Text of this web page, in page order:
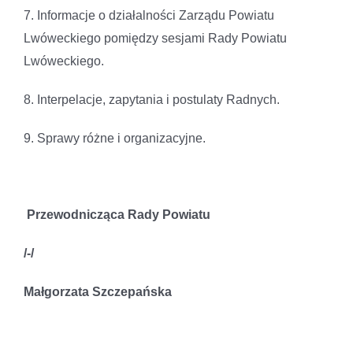
7. Informacje o działalności Zarządu Powiatu
Lwóweckiego pomiędzy sesjami Rady Powiatu
Lwóweckiego.
8. Interpelacje, zapytania i postulaty Radnych.
9. Sprawy różne i organizacyjne.
Przewodnicząca Rady Powiatu
/-/
Małgorzata Szczepańska